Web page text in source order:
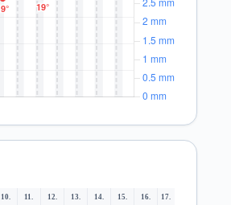
10. 11. 12. 13. 14. 15. 16. 17.